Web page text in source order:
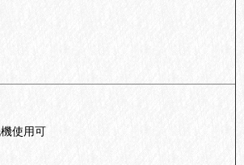
使用可